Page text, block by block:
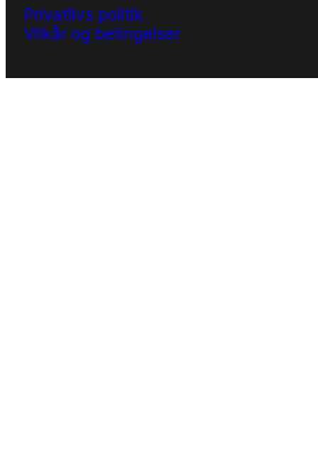
Privatlivs politik
Vilkår og betingelser